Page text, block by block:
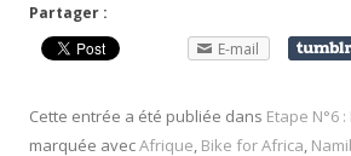
Partager :
E-mail
Cette entrée a été publiée dans Etape N°6
marquée avecAfrique Bike for Africa